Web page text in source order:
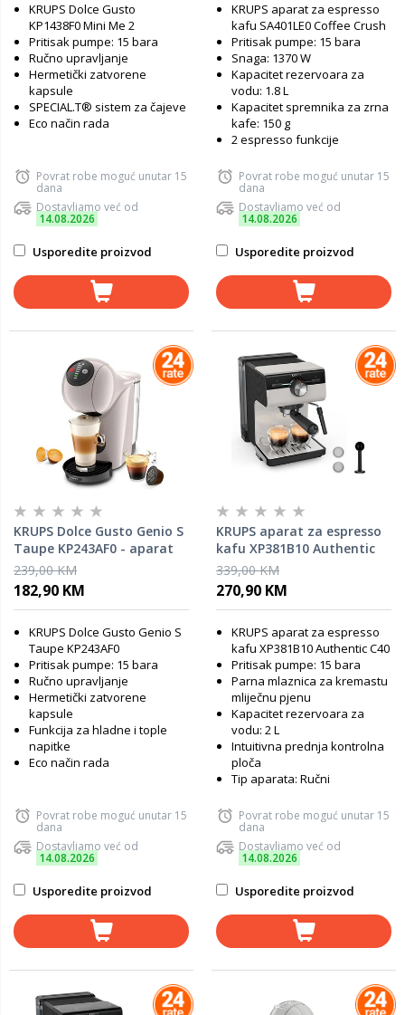
KRUPS Dolce Gusto
KP1438F0 Mini Me 2
Pritisak pumpe: 15 bara
Ručno upravljanje
Hermetički zatvorene
kapsule
SPECIAL.T® sistem za čajeve
Eco način rada
Povrat robe moguć unutar 15
dana
Dostavljamo već od
14.08.2026
Usporedite proizvod
KRUPS aparat za espresso
kafu SA401LE0 Coffee Crush
Pritisak pumpe: 15 bara
Snaga: 1370 W
Kapacitet rezervoara za
vodu: 1.8 L
Kapacitet spremnika za zrna
kafe: 150 g
2 espresso funkcije
Povrat robe moguć unutar 15
dana
Dostavljamo već od
14.08.2026
Usporedite proizvod
KRUPS Dolce Gusto Genio S
Taupe KP243AF0 - aparat
za kafu
239,00 KM
182,90 KM
KRUPS Dolce Gusto Genio S
Taupe KP243AF0
Pritisak pumpe: 15 bara
Ručno upravljanje
Hermetički zatvorene
kapsule
Funkcija za hladne i tople
napitke
Eco način rada
Povrat robe moguć unutar 15
dana
Dostavljamo već od
14.08.2026
Usporedite proizvod
KRUPS aparat za espresso
kafu XP381B10 Authentic
C40, ručni, sivi
339,00 KM
270,90 KM
KRUPS aparat za espresso
kafu XP381B10 Authentic C40
Pritisak pumpe: 15 bara
Parna mlaznica za kremastu
mliječnu pjenu
Kapacitet rezervoara za
vodu: 2 L
Intuitivna prednja kontrolna
ploča
Tip aparata: Ručni
Povrat robe moguć unutar 15
dana
Dostavljamo već od
14.08.2026
Usporedite proizvod